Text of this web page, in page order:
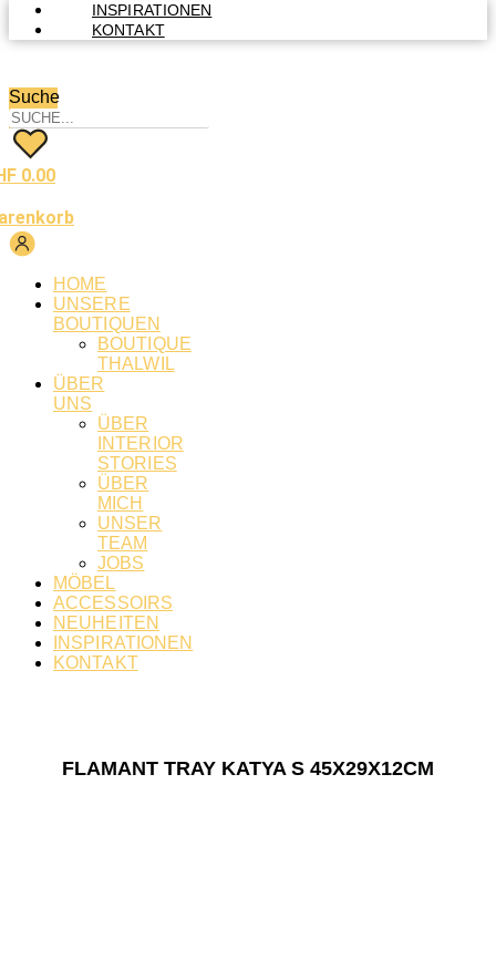
INSPIRATIONEN
KONTAKT
Suche
0.00
HOME
UNSERE
BOUTIQUEN
BOUTIQUE
THALWIL
ÜBER
UNS
ÜBER
INTERIOR
STORIES
ÜBER
MICH
UNSER
TEAM
JOBS
MÖBEL
ACCESSOIRS
NEUHEITEN
INSPIRATIONEN
KONTAKT
FLAMANT TRAY KATYA S 45X29X12CM